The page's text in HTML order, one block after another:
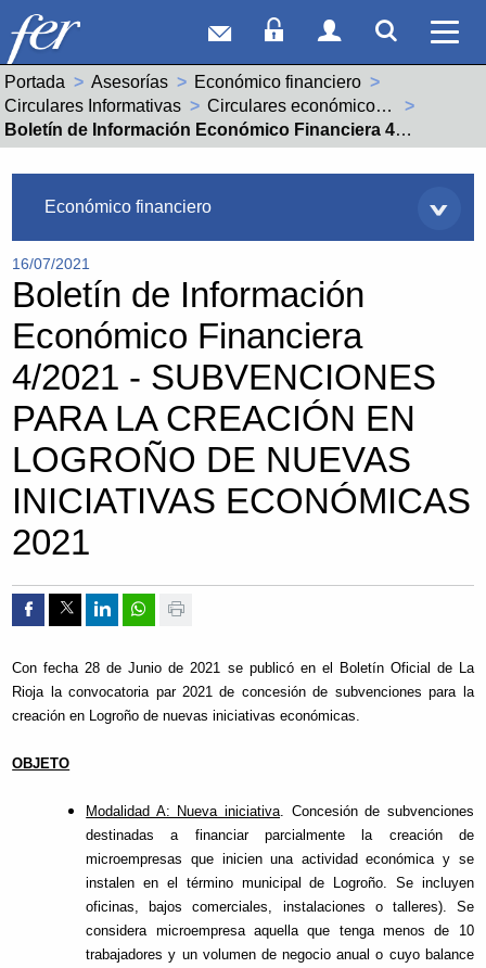
Correo webAcceso Socios
Acceso
Portada Asesorías
Económico financiero
Circulares Informativas
Circulares económico financieras año 2021
Actual:
Boletín de Información Económico Financiera 4/2021 - SUBVENCIONES PARA LA CREACIÓN EN LOGROÑO DE NUEVAS INICIATIVAS ECONÓMICAS 2021
Económico financiero
16/07/2021
Boletín de Información
Económico Financiera
4/2021 - SUBVENCIONES
PARA LA CREACIÓN EN
LOGROÑO DE NUEVAS
INICIATIVAS ECONÓMICAS
2021
Compartir por Facebook
Compartir por Twitter
Compartir por Linkedin
Compartir por whatsapp
Imprimir
Con fecha 28 de Junio de 2021 se publicó en el Boletín Oficial de La
Rioja la convocatoria par 2021 de concesión de subvenciones para la
creación en Logroño de nuevas iniciativas económicas.
OBJETO
Modalidad A: Nueva iniciativa . Concesión de subvenciones
destinadas a financiar parcialmente la creación de
microempresas que inicien una actividad económica y se
instalen en el término municipal de Logroño. Se incluyen
oficinas, bajos comerciales, instalaciones o talleres). Se
considera microempresa aquella que tenga menos de 10
trabajadores y un volumen de negocio anual o cuyo balance